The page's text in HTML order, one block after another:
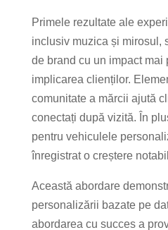
Primele rezultate ale
inclusiv muzica și mirosul,
de brand cu un impact mai
implicarea clienților.
comunitate a mărcii ajută
conectați după vizită. În
pentru vehiculele
înregistrat o creștere
Această abordare
personalizării bazate pe
abordarea cu succes a